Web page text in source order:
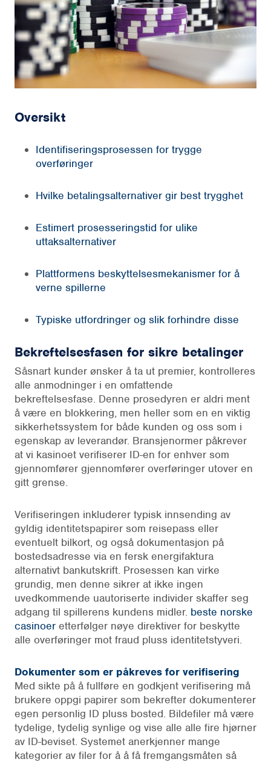
Oversikt
Identifiseringsprosessen for trygge
overføringer
Hvilke betalingsalternativer gir best trygghet
Estimert prosesseringstid for ulike
uttaksalternativer
Plattformens beskyttelsesmekanismer for å
verne spillerne
Typiske utfordringer og slik forhindre disse
Bekreftelsesfasen for sikre betalinger
Såsnart kunder ønsker å ta ut premier, kontrolleres
alle anmodninger i en omfattende
bekreftelsesfase. Denne prosedyren er aldri ment
å være en blokkering, men heller som en en viktig
sikkerhetssystem for både kunden og oss som i
egenskap av leverandør. Bransjenormer påkrever
at vi kasinoet verifiserer ID-en for enhver som
gjennomfører gjennomfører overføringer utover en
gitt grense.
Verifiseringen inkluderer typisk innsending av
gyldig identitetspapirer som reisepass eller
eventuelt bilkort, og også dokumentasjon på
bostedsadresse via en fersk energifaktura
alternativt bankutskrift. Prosessen kan virke
grundig, men denne sikrer at ikke ingen
uvedkommende uautoriserte individer skaffer seg
adgang til spillerens kundens midler. beste norske
casinoeretterfølger nøye direktiver for beskytte
alle overføringer mot fraud pluss identitetstyveri.
Dokumenter som er påkreves for verifisering
Med sikte på å fullføre en godkjent verifisering må
brukere oppgi papirer som bekrefter dokumenterer
egen personlig ID pluss bosted. Bildefiler må være
tydelige, tydelig synlige og vise alle alle fire hjørner
av ID-beviset. Systemet anerkjenner mange
kategorier av filer for å å få fremgangsmåten så